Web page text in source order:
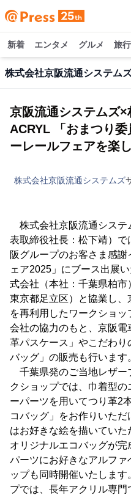
新着 エンタメ グルメ 旅行
株式会社京阪流通システム
京阪流通システムズ
ACRYL 「おまつり
ーレールフェアを楽
株式会社京阪流通システムズ
株式会社京阪流通システ
表取締役社長：松下靖）
阪グループのお客さま感
ェア2025」にブース出展
式会社（本社：千葉県柏市
東京都足立区）と協業し
を再利用したワークショ
会社の協力のもと、京阪電
革パスケース」やこだわり
バッグ」の販売も行います
千葉県発のご当地レザー
クショップでは、巾着型
ーパーツを用いてつり革2
コバッグ」をお作りいた
はお好きな絵を描いてい
オリジナルエコバッグが
パーツにお好きなアルファ
ップも同時開催いたしま
プでは、長年アクリル専